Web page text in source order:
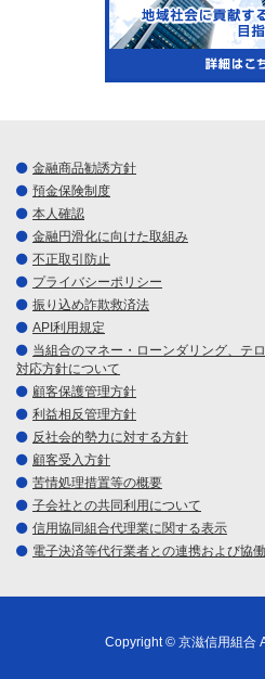
金融商品勧誘方針
預金保険制度
本人確認
金融円滑化に向けた取組み
不正取引防止
プライバシーポリシー
振り込め詐欺救済法
API利用規定
当組合のマネー・ローンダリング、テ
対応方針について
顧客保護管理方針
利益相反管理方針
反社会的勢力に対する方針
顧客受入方針
苦情処理措置等の概要
子会社との共同利用について
信用協同組合代理業に関する表示
電子決済等代行業者との連携および協
Copyright © 京滋信用組合